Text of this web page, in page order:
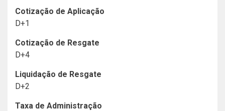
Cotização de Aplicação
D+1
Cotização de Resgate
D+4
Liquidação de Resgate
D+2
Taxa de Administração